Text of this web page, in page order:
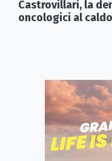
Castrovillari, la
oncologici al